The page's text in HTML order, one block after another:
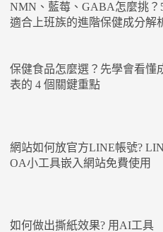
NMN、藍莓、GABA怎麼挑？
適合上班族的進階保健成分解
保健食品怎麼選？先學會看懂
表的 4 個關鍵重點
網站如何放官方LINE帳號?
OA小工具嵌入網站免費使用
如何做出撕紙效果? 用AI工具